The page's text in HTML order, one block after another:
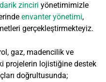
zinciri yönetimimizle
envanter yönetimi,
gerçekleştirmekteyiz.
gaz, madencilik ve
projelerin lojistiğine destek
doğrultusunda;